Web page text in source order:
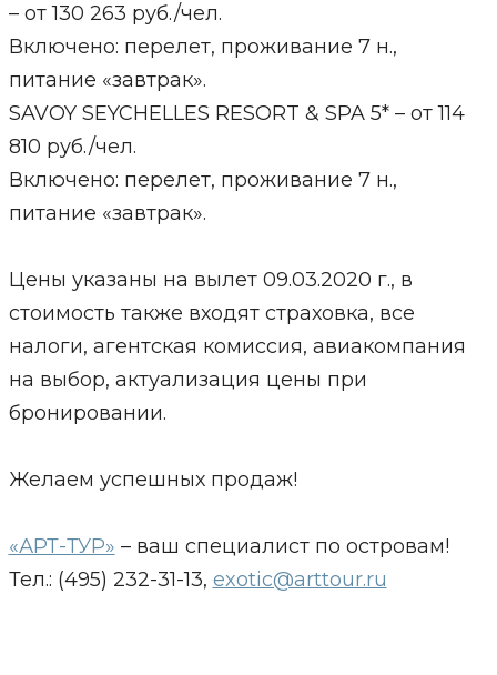
– от 130 263 руб./чел.
Включено: перелет, проживание 7 н.,
питание «завтрак».
SAVOY SEYCHELLES RESORT & SPA 5* – от 114
810 руб./чел.
Включено: перелет, проживание 7 н.,
питание «завтрак».
Цены указаны на вылет 09.03.2020 г., в
стоимость также входят страховка, все
налоги, агентская комиссия, авиакомпания
на выбор, актуализация цены при
бронировании.
Желаем успешных продаж!
«АРТ-ТУР» – ваш специалист по островам!
Тел.: (495) 232-31-13, exotic@arttour.ru